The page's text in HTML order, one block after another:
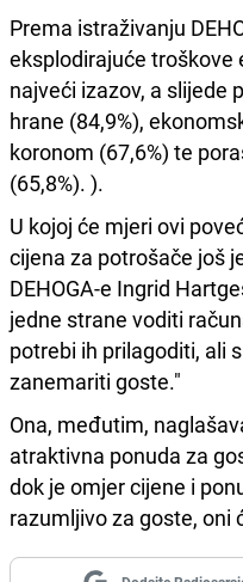
Prema istraživanju
eksplodirajuće troškove
najveći izazov, a slijede
hrane (84,9%),
koronom (67,6%) te
(65,8%). ).
U kojoj će mjeri ovi
cijena za potrošače još
DEHOGA-e Ingrid
jedne strane voditi
potrebi ih prilagoditi, ali
zanemariti goste."
Ona, međutim,
atraktivna ponuda za
dok je omjer cijene i
razumljivo za goste, oni